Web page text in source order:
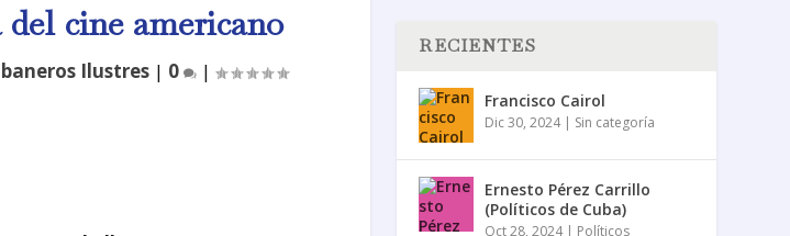
cine americano
Ilustres | 0 |
RECIENTES
Francisco Cairol
Dic 30, 2024| Sin categoría
Ernesto Pérez Carrillo
(Políticos de Cuba)
Oct 28, 2024| Políticos